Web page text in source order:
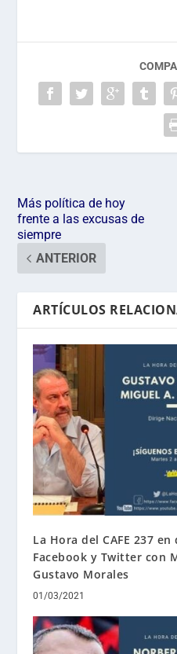
Más política de hoy
frente a las excusas de
siempre
ANTERIOR
ARTÍCULOS
La Hora del CAFE 237
Facebook y Twitter con
Gustavo Morales
01/03/2021